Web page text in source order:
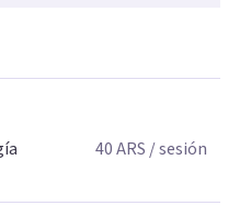
40ARS / sesión